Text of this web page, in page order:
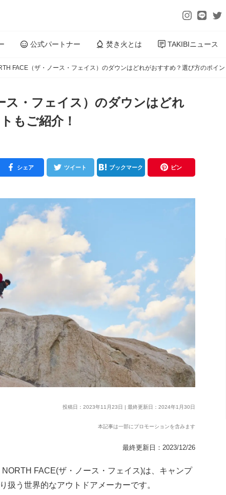
公式パートナー 焚き火とは TAKIBIニュース
FACE（ザ・ノース・フェイス）のダウンはどれがおすすめ？選び方のポイン
ス・フェイス）のダウンはどれ
もご紹介！
シェア ツイート ブックマーク ピン
投稿日：2023年11月23日 | 最終更新日：2024年1月30日
本記事は一部にプロモーションを含みます
最終更新日：2023/12/26
FACE(ザ・ノース・フェイス)は、キャンプ
扱う世界的なアウトドアメーカーです。